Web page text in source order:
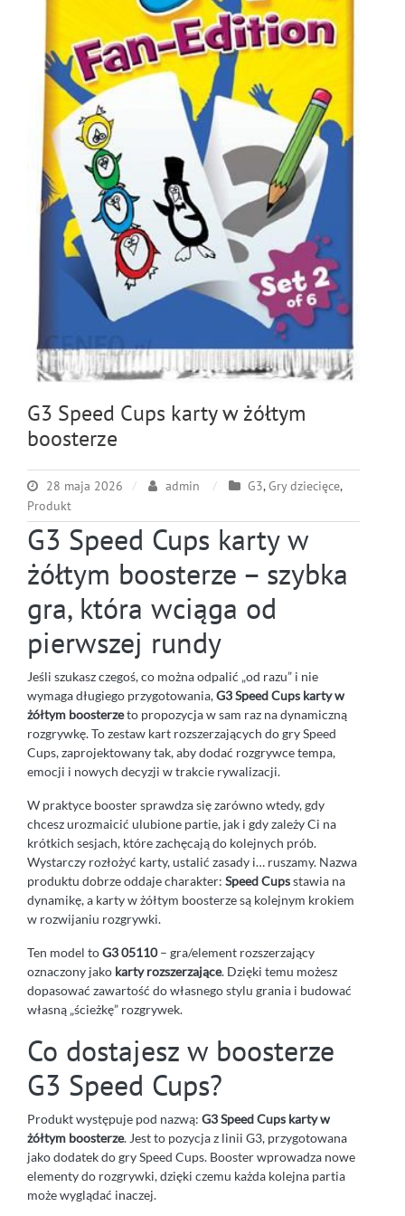
G3 Speed Cups karty w żółtym
boosterze
28 maja 2026 admin G3,Gry dziecięce,
Produkt
G3 Speed Cups karty w
żółtym boosterze – szybka
gra, która wciąga od
pierwszej rundy
Jeśli szukasz czegoś, co można odpalić „od razu” i nie
wymaga długiego przygotowania,G3 Speed Cups karty w
żółtym boosterzeto propozycja w sam raz na dynamiczną
rozgrywkę. To zestaw kart rozszerzających do gry Speed
Cups, zaprojektowany tak, aby dodać rozgrywce tempa,
emocji i nowych decyzji w trakcie rywalizacji.
W praktyce booster sprawdza się zarówno wtedy, gdy
chcesz urozmaicić ulubione partie, jak i gdy zależy Ci na
krótkich sesjach, które zachęcają do kolejnych prób.
Wystarczy rozłożyć karty, ustalić zasady i… ruszamy. Nazwa
produktu dobrze oddaje charakter: Speed Cupsstawia na
dynamikę, a karty w żółtym boosterze są kolejnym krokiem
w rozwijaniu rozgrywki.
Ten model toG3 05110– gra/element rozszerzający
oznaczony jako karty rozszerzające. Dzięki temu możesz
dopasować zawartość do własnego stylu grania i budować
własną „ścieżkę” rozgrywek.
Co dostajesz w boosterze
G3 Speed Cups?
Produkt występuje pod nazwą: G3 Speed Cups karty w
żółtym boosterze. Jest to pozycja z linii G3, przygotowana
jako dodatek do gry Speed Cups. Booster wprowadza nowe
elementy do rozgrywki, dzięki czemu każda kolejna partia
może wyglądać inaczej.